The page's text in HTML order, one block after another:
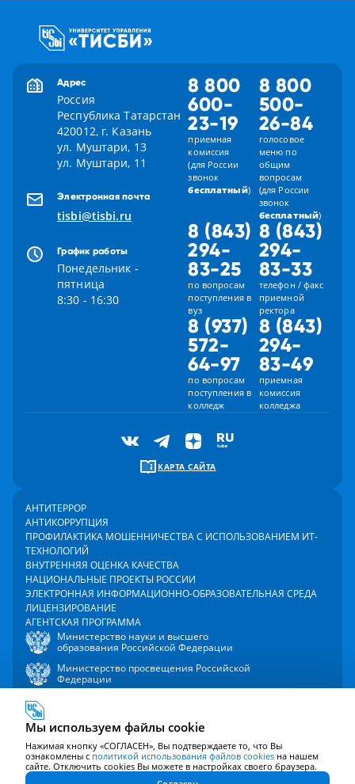
Адрес
Россия
Республика Татарстан
420012, г. Казань
ул. Муштари, 13
ул. Муштари, 11
Электронная почта
tisbi@tisbi.ru
График работы
Понедельник -
пятница
8:30 - 16:30
8 800
600-
23-19
приемная
комиссия
(для России
звонок
бесплатный)
8 800
500-
26-84
голосовое
меню по
общим
вопросам
(для России
звонок
бесплатный)
8 (843)
294-
83-25
по вопросам
поступления в
вуз
8 (843)
294-
83-33
телефон / факс
приемной
ректора
8 (937)
572-
64-97
по вопросам
поступления в
колледж
8 (843)
294-
83-49
приемная
комиссия
колледжа
КАРТА САЙТА
АНТИТЕРРОР
АНТИКОРРУПЦИЯ
ПРОФИЛАКТИКА МОШЕННИЧЕСТВА С ИСПОЛЬЗОВАНИЕМ ИТ-
ТЕХНОЛОГИЙ
ВНУТРЕННЯЯ ОЦЕНКА КАЧЕСТВА
НАЦИОНАЛЬНЫЕ ПРОЕКТЫ РОССИИ
ЭЛЕКТРОННАЯ ИНФОРМАЦИОННО-ОБРАЗОВАТЕЛЬНАЯ СРЕДА
ЛИЦЕНЗИРОВАНИЕ
АГЕНТСКАЯ ПРОГРАММА
Министерство науки и высшего
образования Российской Федерации
Министерство просвещения Российской
Федерации
2000 - 2026 © Университет управления «ТИСБИ»
Политика в отношении обработки персональных данных
Политика использования файлов cookie
Согласие на обработку персональных данных
Мы используем файлы cookie
Нажимая кнопку «СОГЛАСЕН», Вы подтверждаете то, что Вы
ознакомлены с политикой использования файлов cookies на нашем
сайте. Отключить cookies Вы можете в настройках своего браузера.